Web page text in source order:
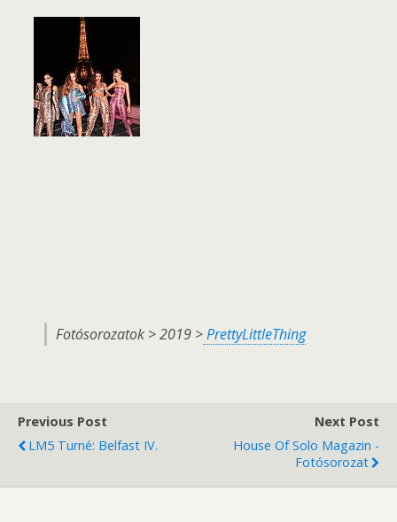
Fotósorozatok > 2019 >PrettyLittleThing
Previous Post
LM5 Turné: Belfast IV.
Next Post
House Of Solo Magazin -
Fotósorozat